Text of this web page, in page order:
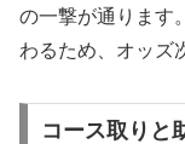
の一撃が通ります
わるため、オッズ
コース取りと